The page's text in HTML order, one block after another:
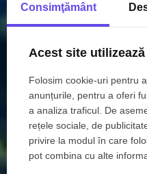
Consimţământ
Acest site
Folosim cookie-uri pentru
anunțurile, pentru a oferi
a analiza traficul. De
rețele sociale, de
privire la modul în care
pot combina cu alte